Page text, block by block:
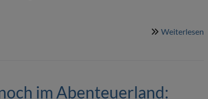
Weiterlesen
im Abenteuerland: